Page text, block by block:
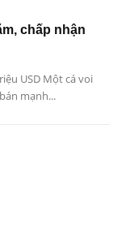
chấp nhận
USD Một cá voi
mạnh...